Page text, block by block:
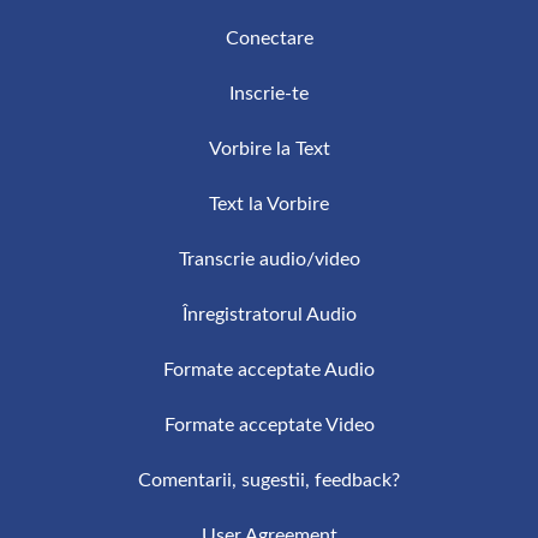
calitate înaltă și o îmbunătățire permanentă a
Conectare
Inscrie-te
Vorbire la Text
Text la Vorbire
Transcrie audio/video
Înregistratorul Audio
Formate acceptate Audio
Formate acceptate Video
Comentarii, sugestii, feedback?